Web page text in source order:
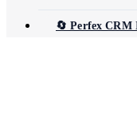
🔄 Perfex